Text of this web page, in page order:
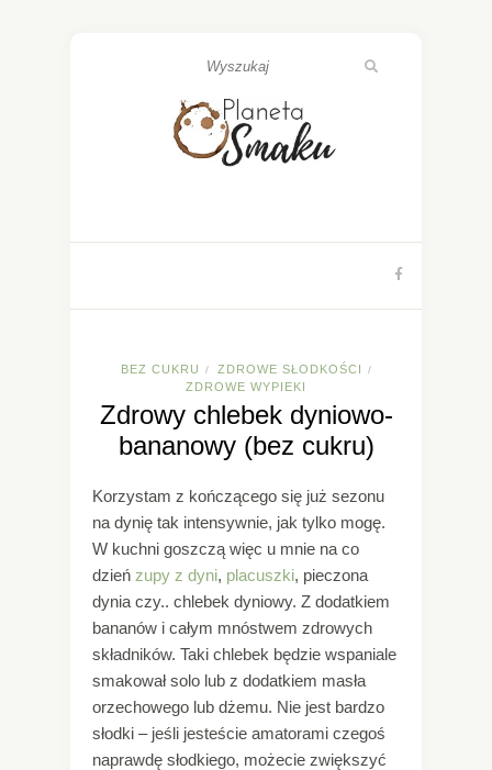
BEZ CUKRU / ZDROWE SŁODKOŚCI /
ZDROWE WYPIEKI
Zdrowy chlebek dyniowo-
bananowy (bez cukru)
Korzystam z kończącego się już sezonu
na dynię tak intensywnie, jak tylko mogę.
W kuchni goszczą więc u mnie na co
dzień zupy z dyni, placuszki, pieczona
dynia czy.. chlebek dyniowy. Z dodatkiem
bananów i całym mnóstwem zdrowych
składników. Taki chlebek będzie wspaniale
smakował solo lub z dodatkiem masła
orzechowego lub dżemu. Nie jest bardzo
słodki – jeśli jesteście amatorami czegoś
naprawdę słodkiego, możecie zwiększyć